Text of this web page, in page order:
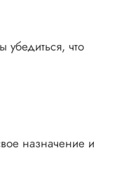
убедиться, что
назначение и